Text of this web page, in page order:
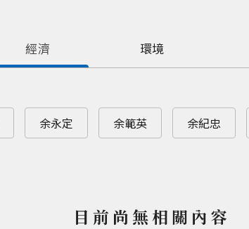
經濟 環境
余永定 余範英 余紀忠
目前尚無相關內容